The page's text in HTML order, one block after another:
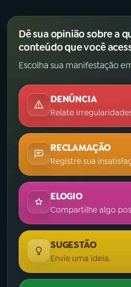
Dê sua opinião sobre a
conteúdo que você
Escolha sua manifestação
DENÚNCIA
Relate
RECLAMAÇÃO
Registre sua
ELOGIO
Compartilhe algo
SUGESTÃO
Envie uma ideia.